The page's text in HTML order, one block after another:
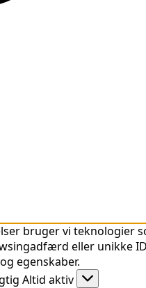
bruger vi teknologier
eller unikke
egenskaber.
Altid aktiv